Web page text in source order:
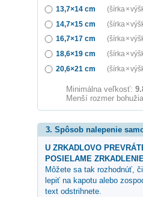
13,7×14 cm
(šírka ×
14,7×15 cm
(šírka ×
16,7×17 cm
(šírka ×
18,6×19 cm
(šírka ×
20,6×21 cm
(šírka ×
Minimálna veľkosť:
Menší rozmer
3. Spôsob nalepenie
U ZRKADLOVO
POSIELAME
Môžete sa tak rozhodnúť,
lepiť na kapotu alebo
text odstrihnete.